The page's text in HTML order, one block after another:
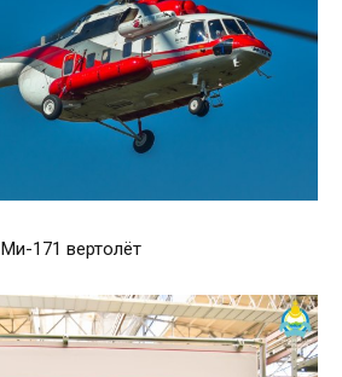
Ми-171 вертолёт